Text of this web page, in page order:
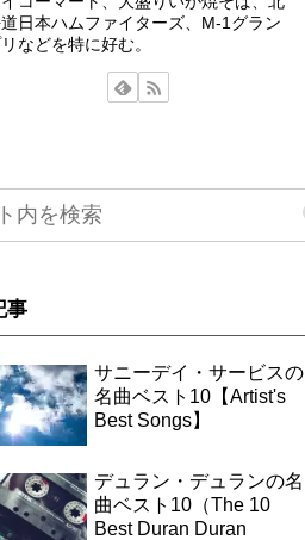
日本ハムファイターズ、M-1グラン
などを特に好む。
事
サニーデイ・サービスの
名曲ベスト10【Artist's
Best Songs】
デュラン・デュランの名
曲ベスト10（The 10
Best Duran Duran